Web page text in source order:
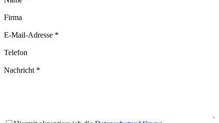
Firma
E-Mail-Adresse *
Telefon
Nachricht *